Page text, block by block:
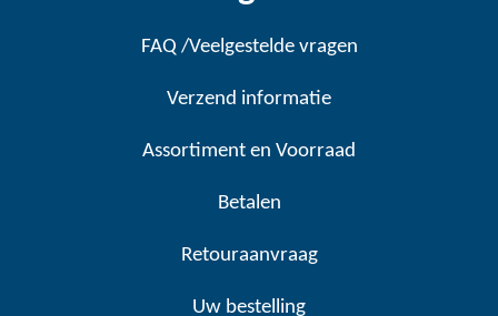
FAQ /Veelgestelde vragen
Verzend informatie
Assortiment en Voorraad
Betalen
Retouraanvraag
Uw bestelling